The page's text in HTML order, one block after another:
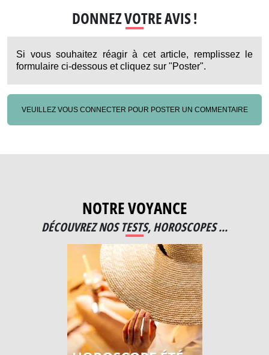
DONNEZ VOTRE AVIS !
Si vous souhaitez réagir à cet article, remplissez le
formulaire ci-dessous et cliquez sur "Poster".
VEUILLEZ VOUS CONNECTER POUR POSTER UN COMMENTAIRE
NOTRE VOYANCE
DÉCOUVREZ NOS TESTS, HOROSCOPES ...